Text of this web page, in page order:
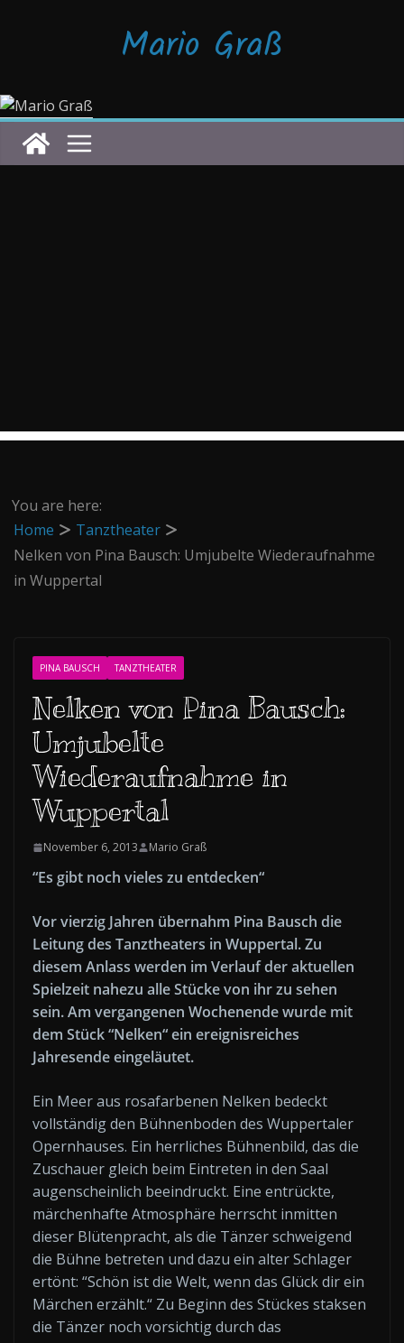
Mario Graß
You are here:
Home
Tanztheater
Nelken von Pina Bausch: Umjubelte Wiederaufnahme
in Wuppertal
PINA BAUSCH TANZTHEATER
Nelken von Pina Bausch:
Umjubelte
Wiederaufnahme in
Wuppertal
November 6, 2013 Mario Graß
“Es gibt noch vieles zu entdecken“
Vor vierzig Jahren übernahm Pina Bausch die
Leitung des Tanztheaters in Wuppertal. Zu
diesem Anlass werden im Verlauf der aktuellen
Spielzeit nahezu alle Stücke von ihr zu sehen
sein. Am vergangenen Wochenende wurde mit
dem Stück “Nelken“ ein ereignisreiches
Jahresende eingeläutet.
Ein Meer aus rosafarbenen Nelken bedeckt
vollständig den Bühnenboden des Wuppertaler
Opernhauses. Ein herrliches Bühnenbild, das die
Zuschauer gleich beim Eintreten in den Saal
augenscheinlich beeindruckt. Eine entrückte,
märchenhafte Atmosphäre herrscht inmitten
dieser Blütenpracht, als die Tänzer schweigend
die Bühne betreten und dazu ein alter Schlager
ertönt: “Schön ist die Welt, wenn das Glück dir ein
Märchen erzählt.“ Zu Beginn des Stückes staksen
die Tänzer noch vorsichtig durch das